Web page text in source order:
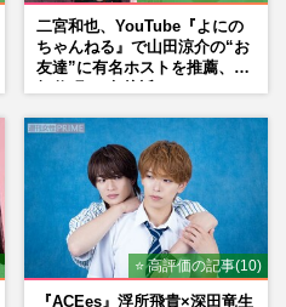
二宮和也、YouTube『よにの
ちゃんねる』で山田涼介の“お
友達”に有名ホストを推薦、歌
⭐ 高評価の記事(10)
『ACEes』浮所飛貴×深田竜生